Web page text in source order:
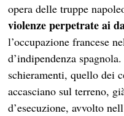
opera delle truppe
violenze perpetrate ai
l’occupazione francese
d’indipendenza
schieramenti, quello dei
accasciano sul terreno,
d’esecuzione, avvolto